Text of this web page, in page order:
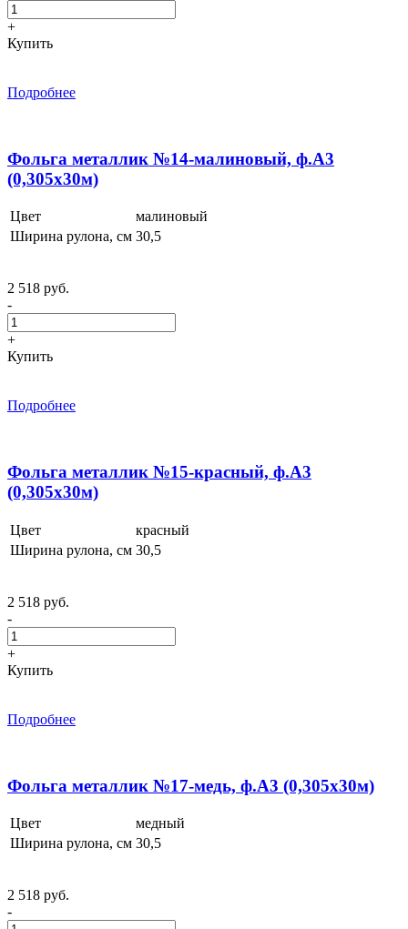
+
Купить
Подробнее
Фольга металлик №14-малиновый, ф.А3
(0,305x30м)
Цвет
малиновый
Ширина рулона, см 30,5
2 518 руб.
-
+
Купить
Подробнее
Фольга металлик №15-красный, ф.А3
(0,305x30м)
Цвет
красный
Ширина рулона, см 30,5
2 518 руб.
-
+
Купить
Подробнее
Фольга металлик №17-медь, ф.А3 (0,305x30м)
Цвет
медный
Ширина рулона, см 30,5
2 518 руб.
-